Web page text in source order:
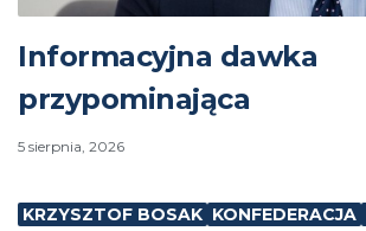
Informacyjna dawka
przypominająca
5 sierpnia, 2026
KRZYSZTOF BOSAK KONFEDERACJA